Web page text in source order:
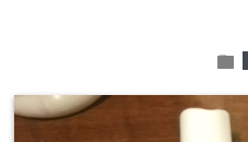
folder